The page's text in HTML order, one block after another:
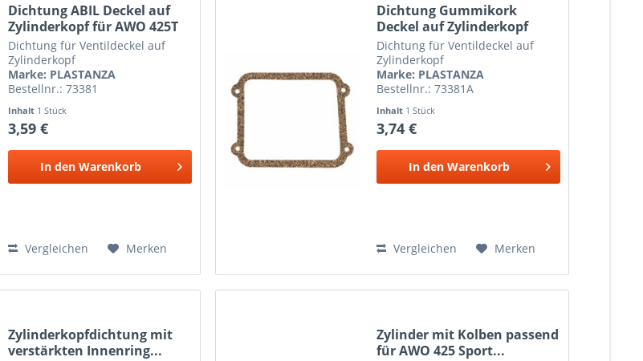
Dichtung ABIL Deckel auf
Zylinderkopf für AWO 425T
Dichtung für Ventildeckel auf
Zylinderkopf
Marke: PLASTANZA
Bestellnr.: 73381
Inhalt 1 Stück
3,59 €
In den Warenkorb
Vergleichen Merken
Dichtung Gummikork
Deckel auf Zylinderkopf
für...
Dichtung für Ventildeckel auf
Zylinderkopf
Marke: PLASTANZA
Bestellnr.: 73381A
Inhalt 1 Stück
3,74 €
In den Warenkorb
Vergleichen Merken
Zylinderkopfdichtung mit
verstärkten Innenring...
Zylinder mit Kolben passend
für AWO 425 Sport...